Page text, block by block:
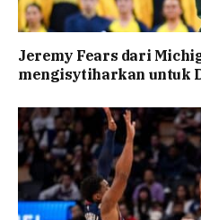
Jeremy Fears dari
mengisytiharkan untuk